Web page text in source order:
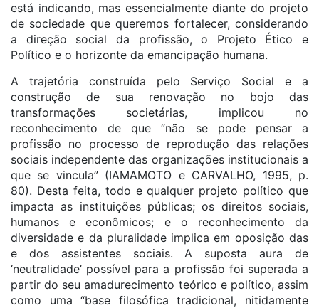
está indicando, mas essencialmente diante do projeto
de sociedade que queremos fortalecer, considerando
a direção social da profissão, o Projeto Ético e
Político e o horizonte da emancipação humana.
A trajetória construída pelo Serviço Social e a
construção de sua renovação no bojo das
transformações societárias, implicou no
reconhecimento de que “não se pode pensar a
profissão no processo de reprodução das relações
sociais independente das organizações institucionais a
que se vincula” (IAMAMOTO e CARVALHO, 1995, p.
80). Desta feita, todo e qualquer projeto político que
impacta as instituições públicas; os direitos sociais,
humanos e econômicos; e o reconhecimento da
diversidade e da pluralidade implica em oposição das
e dos assistentes sociais. A suposta aura de
‘neutralidade’ possível para a profissão foi superada a
partir do seu amadurecimento teórico e político, assim
como uma “base filosófica tradicional, nitidamente